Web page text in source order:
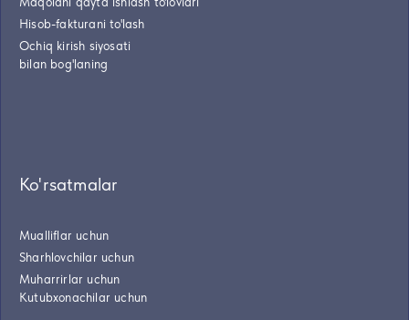
Hisob-fakturani to'lash
Ochiq kirish siyosati
bilan bog'laning
Ko'rsatmalar
Mualliflar uchun
Sharhlovchilar uchun
Muharrirlar uchun
Kutubxonachilar uchun